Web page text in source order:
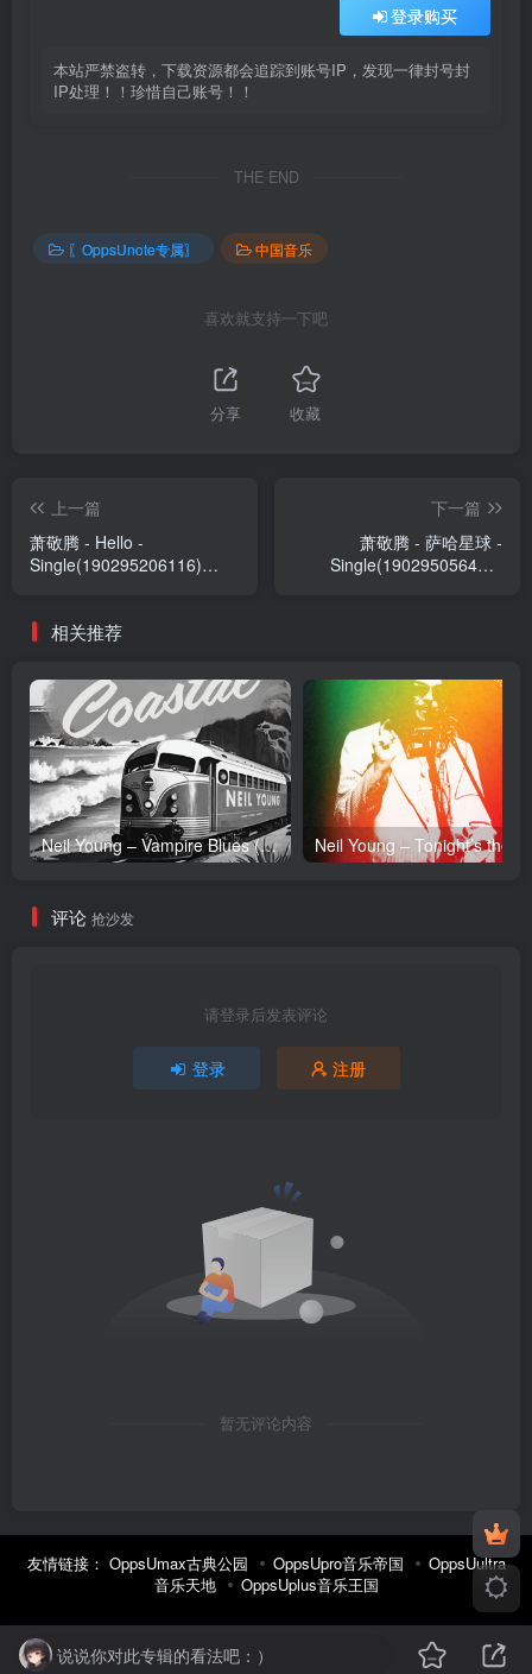
登录购买
本站严禁盗转，下载资源都会追踪到账号IP，发现一律封号封
IP处理！！珍惜自己账号！！
THE END
〖OppsUnote专属〗 中国音乐
喜欢就支持一下吧
分享 收藏
上一篇
萧敬腾 - Hello -
Single(190295206116)
下一篇
萧敬腾 - 萨哈星球 -
Single(190295056421)
相关推荐
Neil Young – Vampire Blues (Live) – Single(054391239303)【24bit／96.0kHz】土耳其区
评论 抢沙发
请登录后发表评论
登录 注册
暂无评论内容
友情链接： OppsUmax古典公园 OppsUpro音乐帝国
OppsUultra
音乐天地
OppsUplus音乐王国
说说你对此专辑的看法吧：）